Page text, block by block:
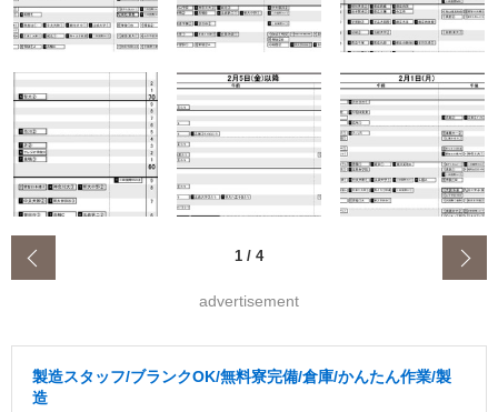
1 / 4
advertisement
製造スタッフ/ブランクOK/無料寮完備/倉庫/かんたん作業/製
造